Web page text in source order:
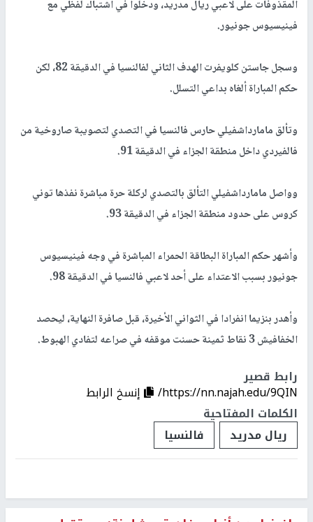
المقذوفات على لاعبي ريال مدريد، ودخلوا في اشتباك لفظي مع
فينيسيوس جونيور.
وسجل جاستن كلويفرت الهدف الثاني لفالنسيا في الدقيقة 82، لكن
حكم المباراة ألغاه بداعي التسلل.
وتألق مامارداشفيلي حارس فالنسيا في التصدي لتصويبة صاروخية من
فالفيردي داخل منطقة الجزاء في الدقيقة 91.
وواصل مامارداشفيلي التألق بالتصدي لركلة حرة مباشرة نفذها توني
كروس على حدود منطقة الجزاء في الدقيقة 93.
وأشهر حكم المباراة البطاقة الحمراء المباشرة في وجه فينيسيوس
جونيور بسبب الاعتداء على أحد لاعبي فالنسيا في الدقيقة 98.
وأهدر بنزيما انفرادا في الثواني الأخيرة، قبل صافرة النهاية، ليحصد
الخفافيش 3 نقاط ثمينة حسنت موقفه في صراعه لتفادي الهبوط.
رابط قصير
https://nn.najah.edu/9QIN/
إنسخ الرابط
الكلمات المفتاحية
ريال مدريد
فالنسيا